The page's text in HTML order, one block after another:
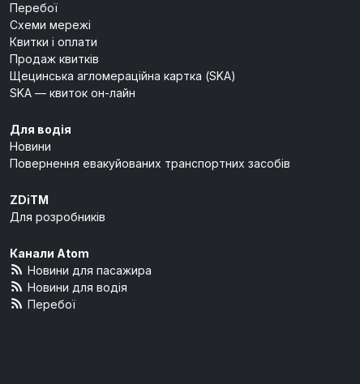
Перебої
Схеми мережі
Квитки і оплати
Продаж квитків
Щецинська агломераційна картка (SKA)
SKA — квиток он-лайн
Для водія
Новини
Повернення евакуйованих транспортних засобів
ZDiTM
Для розробників
Канали Atom
Новини для пасажира
Новини для водія
Перебої